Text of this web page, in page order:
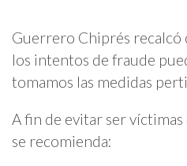
Guerrero Chiprés recalcó
los intentos de fraude
tomamos las medidas
A fin de evitar ser
se recomienda: